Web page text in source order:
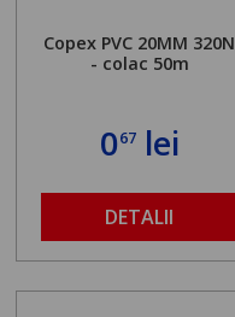
Copex PVC 20MM 320N
- colac 50m
067lei
DETALII